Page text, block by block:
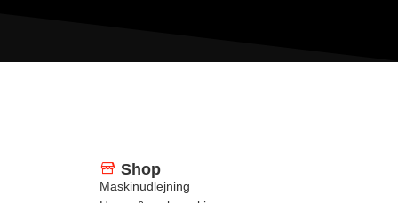
Shop
Maskinudlejning